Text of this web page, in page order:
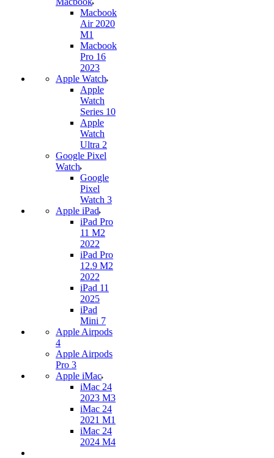
Macbook
Air 2020
M1
Macbook
Pro 16
2023
Apple Watch
Apple
Watch
Series 10
Apple
Watch
Ultra 2
Google Pixel
Watch
Google
Pixel
Watch 3
Apple iPad
iPad Pro
11 M2
2022
iPad Pro
12.9 M2
2022
iPad 11
2025
iPad
Mini 7
Apple Airpods
4
Apple Airpods
Pro 3
Apple iMac
iMac 24
2023 M3
iMac 24
2021 M1
iMac 24
2024 M4